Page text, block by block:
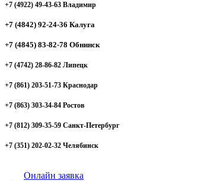
+7 (4922) 49-43-63 Владимир
+7 (4842) 92-24-36 Калуга
+7 (4845) 83-82-78 Обнинск
+7 (4742) 28-86-82 Липецк
+7 (861) 203-51-73 Краснодар
+7 (863) 303-34-84 Ростов
+7 (812) 309-35-59 Санкт-Петербург
+7 (351) 202-02-32 Челябинск
Онлайн заявка